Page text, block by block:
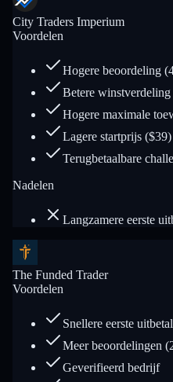
City Traders Imperium
Voordelen
Hogere beoordeling
Betere
Hogere maximale
Lagere startprijs ($39)
Terugbetaalbare
Nadelen
Langzamere eerste
The Funded Trader
Voordelen
Snellere eerste
Meer beoordelingen
Geverifieerd bedrijf